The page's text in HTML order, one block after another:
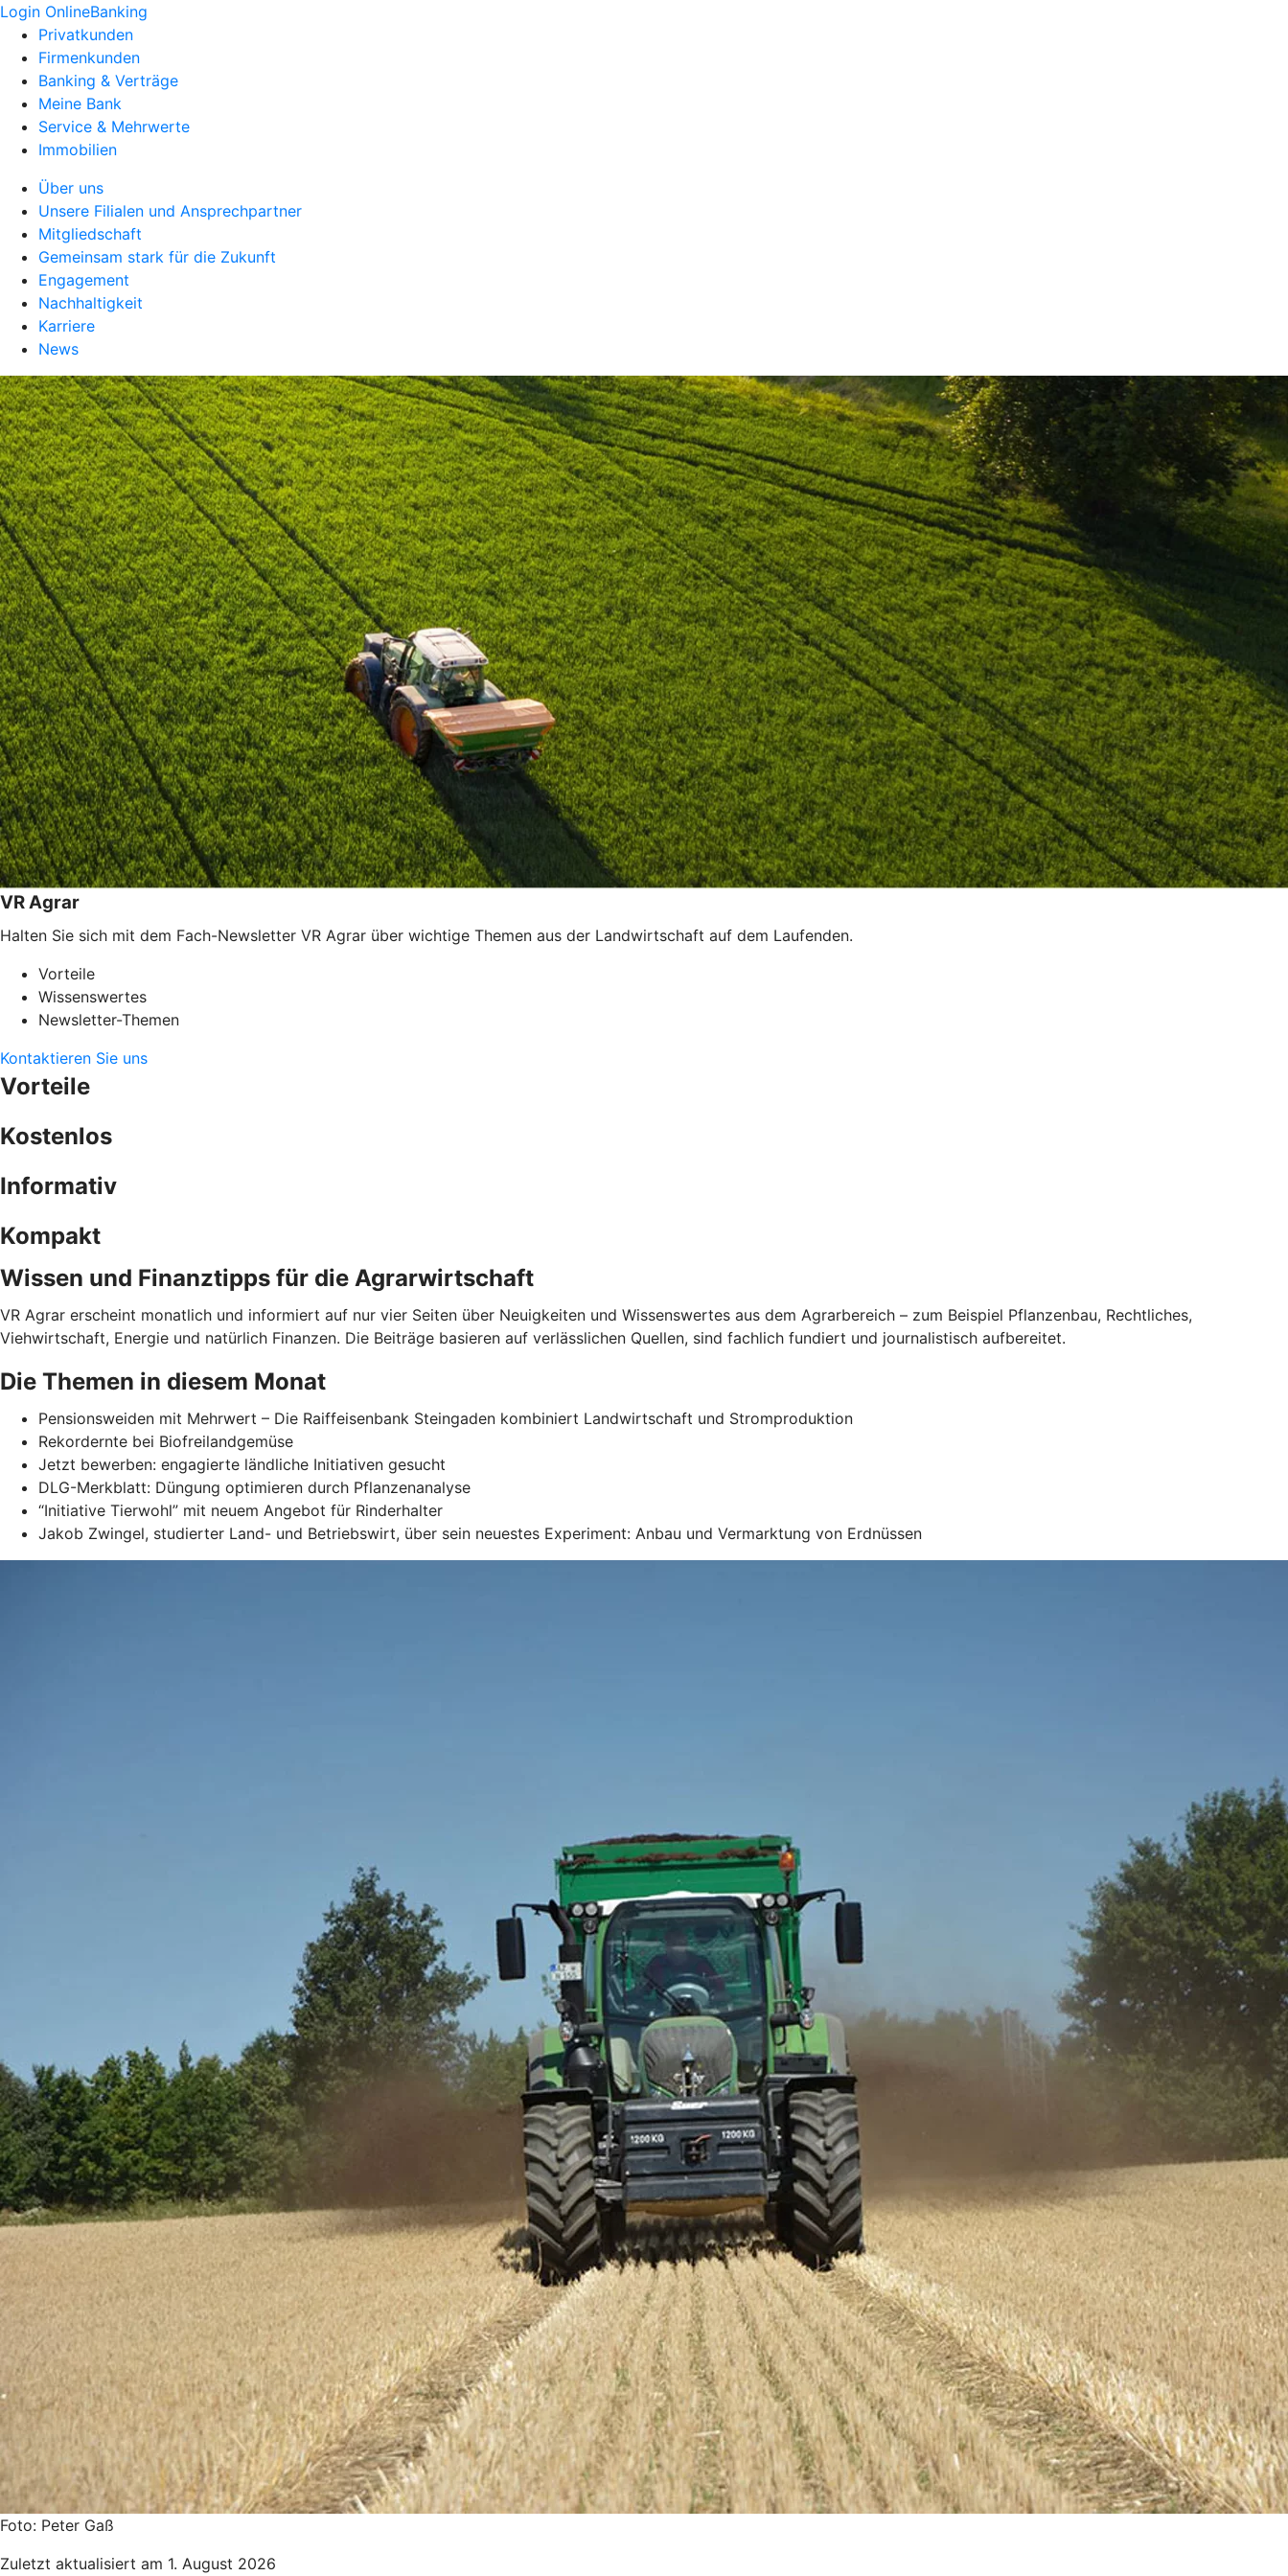
Login OnlineBanking
Privatkunden
Firmenkunden
Banking & Verträge
Meine Bank
Service & Mehrwerte
Immobilien
Über uns
Unsere Filialen und Ansprechpartner
Mitgliedschaft
Gemeinsam stark für die Zukunft
Engagement
Nachhaltigkeit
Karriere
News
VR Agrar
Halten Sie sich mit dem Fach-Newsletter VR Agrar über wichtige Themen aus der Landwirtschaft auf dem Laufenden.
Vorteile
Wissenswertes
Newsletter-Themen
Kontaktieren Sie uns
Vorteile
Kostenlos
Informativ
Kompakt
Wissen und Finanztipps für die Agrarwirtschaft
VR Agrar erscheint monatlich und informiert auf nur vier Seiten über Neuigkeiten und Wissenswertes aus dem Agrarbereich – zum Beispiel Pflanzenbau, Rechtliches,
Viehwirtschaft, Energie und natürlich Finanzen. Die Beiträge basieren auf verlässlichen Quellen, sind fachlich fundiert und journalistisch aufbereitet.
Die Themen in diesem Monat
Pensionsweiden mit Mehrwert – Die Raiffeisenbank Steingaden kombiniert Landwirtschaft und Stromproduktion
Rekordernte bei Biofreilandgemüse
Jetzt bewerben: engagierte ländliche Initiativen gesucht
DLG-Merkblatt: Düngung optimieren durch Pflanzenanalyse
“Initiative Tierwohl” mit neuem Angebot für Rinderhalter
Jakob Zwingel, studierter Land- und Betriebswirt, über sein neuestes Experiment: Anbau und Vermarktung von Erdnüssen
Foto: Peter Gaß
Zuletzt aktualisiert am 1. August 2026